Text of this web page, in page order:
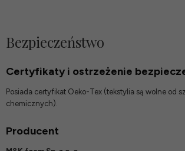
Bezpieczeństwo
Certyfikaty i ostrzeżenie
Posiada certyfikat Oeko-Tex (tekstylia są wolne od
chemicznych).
Producent